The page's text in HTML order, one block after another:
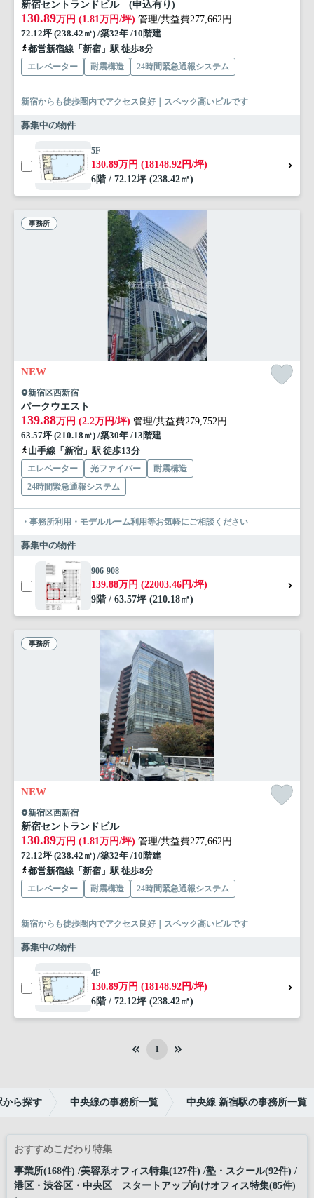
新宿セントランドビル (申込有り)
130.89万円 (1.81万円/坪) 管理/共益費277,662円
72.12坪 (238.42㎡) /築32年 /10階建
都営新宿線「新宿」駅 徒歩8分
エレベーター 耐震構造 24時間緊急通報システム
新宿からも徒歩圏内でアクセス良好｜スペック高いビルです
募集中の物件
5F
130.89万円 (18148.92円/坪)
6階 / 72.12坪 (238.42㎡)
事務所
NEW
新宿区西新宿
パークウエスト
139.88万円 (2.2万円/坪) 管理/共益費279,752円
63.57坪 (210.18㎡) /築30年 /13階建
山手線「新宿」駅 徒歩13分
エレベーター 光ファイバー
耐震構造
24時間緊急通報システム
・事務所利用・モデルルーム利用等お気軽にご相談ください
募集中の物件
906-908
139.88万円 (22003.46円/坪)
9階 / 63.57坪 (210.18㎡)
事務所
NEW
新宿区西新宿
新宿セントランドビル
130.89万円 (1.81万円/坪) 管理/共益費277,662円
72.12坪 (238.42㎡) /築32年 /10階建
都営新宿線「新宿」駅 徒歩8分
エレベーター 耐震構造 24時間緊急通報システム
新宿からも徒歩圏内でアクセス良好｜スペック高いビルです
募集中の物件
4F
130.89万円 (18148.92円/坪)
6階 / 72.12坪 (238.42㎡)
1
から探す 中央線の事務所一覧 中央線 新宿駅の事務所一覧
おすすめこだわり特集
事業所(168件) 美容系オフィス特集(127件) 塾・スクール(92件)
港区・渋谷区・中央区 スタートアップ向けオフィス特集(85件)